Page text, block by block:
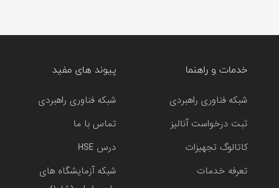
خدمات و راهنما
شبکه فناوری راهبردی
ثبت درخواست آنالیز
کاتالوگ تجهیزات
تعرفه خدمات
پیوند های مفید
شبکه فناوری راهبردی
تماس با ما
درس HSE
شبکه آزمایشگاه های